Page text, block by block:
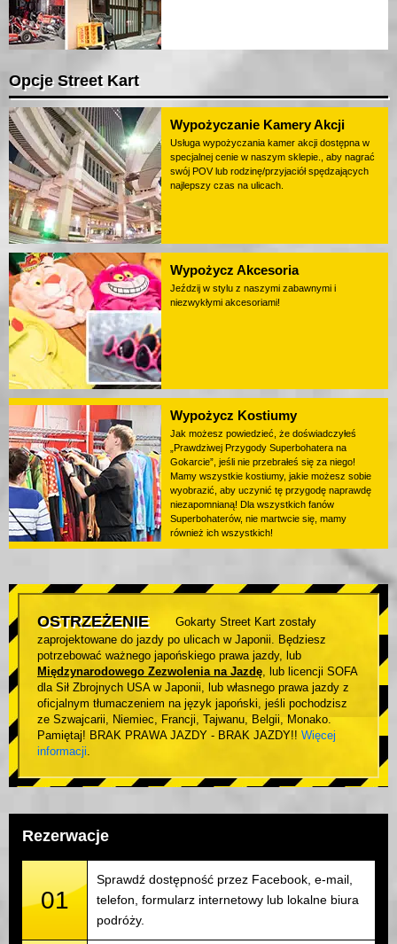
Opcje Street Kart
Wypożyczanie Kamery Akcji
Usługa wypożyczania kamer akcji dostępna w
specjalnej cenie w naszym sklepie., aby nagrać
swój POV lub rodzinę/przyjaciół spędzających
najlepszy czas na ulicach.
Wypożycz Akcesoria
Jeździj w stylu z naszymi zabawnymi i
niezwykłymi akcesoriami!
Wypożycz Kostiumy
Jak możesz powiedzieć, że doświadczyłeś
„Prawdziwej Przygody Superbohatera na
Gokarcie”, jeśli nie przebrałeś się za niego!
Mamy wszystkie kostiumy, jakie możesz sobie
wyobrazić, aby uczynić tę przygodę naprawdę
niezapomnianą! Dla wszystkich fanów
Superbohaterów, nie martwcie się, mamy
również ich wszystkich!
OSTRZEŻENIE
Gokarty Street Kart zostały
zaprojektowane do jazdy po ulicach w Japonii. Będziesz
potrzebować ważnego japońskiego prawa jazdy, lub
Międzynarodowego Zezwolenia na Jazdę, lub licencji SOFA
dla Sił Zbrojnych USA w Japonii, lub własnego prawa jazdy z
oficjalnym tłumaczeniem na język japoński, jeśli pochodzisz
ze Szwajcarii, Niemiec, Francji, Tajwanu, Belgii, Monako.
Pamiętaj! BRAK PRAWA JAZDY - BRAK JAZDY!! Więcej
informacji.
Rezerwacje
01
Sprawdź dostępność przez Facebook, e-mail,
telefon, formularz internetowy lub lokalne biura
podróży.